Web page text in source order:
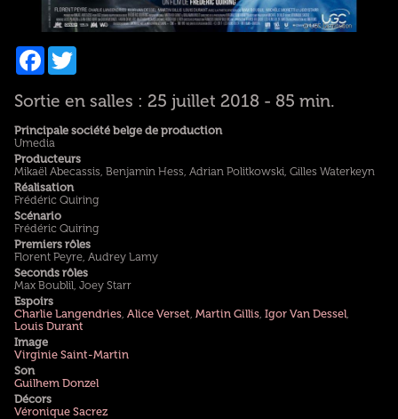
Facebook
Twitter
Sortie en salles : 25 juillet 2018 - 85 min.
Principale société belge de production
Umedia
Producteurs
Mikaël Abecassis, Benjamin Hess, Adrian Politkowski, Gilles Waterkeyn
Réalisation
Frédéric Quiring
Scénario
Frédéric Quiring
Premiers rôles
Florent Peyre, Audrey Lamy
Seconds rôles
Max Boublil, Joey Starr
Espoirs
Charlie Langendries, Alice Verset Martin Gillis, Igor Van Dessel,
Louis Durant
Image
Virginie Saint-Martin
Son
Guilhem Donzel
Décors
Véronique Sacrez